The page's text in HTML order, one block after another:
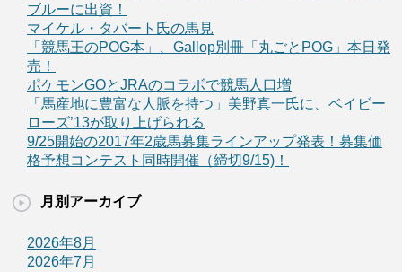
ブルーに出資！
マイケル・タバート氏の馬見
「競馬王のPOG本」、Gallop別冊「丸ごとPOG」本日発
売！
ポケモンGOとJRAのコラボで競馬人口増
「馬産地に豊富な人脈を持つ」美野真一氏に、ベイビー
ローズ’13が取り上げられる
9/25開始の2017年2歳馬募集ラインアップ発表！募集価
格予想コンテスト同時開催（締切9/15)！
月別アーカイブ
2026年8月
2026年7月